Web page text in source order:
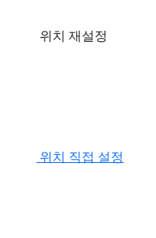
위치 재설정
위치 직접 설정